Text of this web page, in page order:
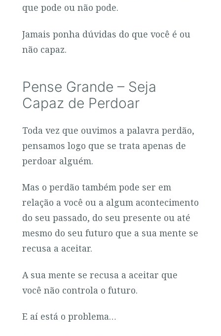
que pode ou não pode.
Jamais ponha dúvidas do que você é ou
não capaz.
Pense Grande – Seja
Capaz de Perdoar
Toda vez que ouvimos a palavra perdão,
pensamos logo que se trata apenas de
perdoar alguém.
Mas o perdão também pode ser em
relação a você ou a algum acontecimento
do seu passado, do seu presente ou até
mesmo do seu futuro que a sua mente se
recusa a aceitar.
A sua mente se recusa a aceitar que
você não controla o futuro.
E aí está o problema…